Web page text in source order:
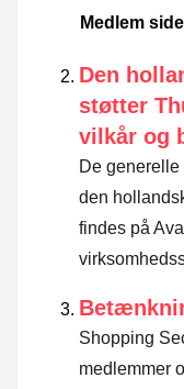
Medlem
Den
støtter
vilkår og
De
den
findes på
Shopping
medlemmer